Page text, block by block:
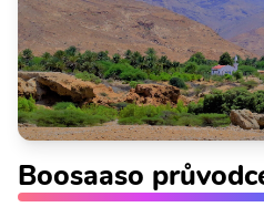
Boosaaso